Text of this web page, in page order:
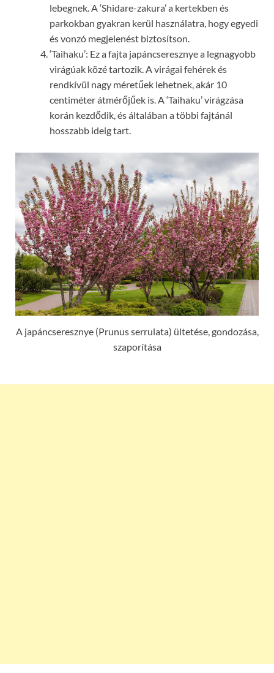
lebegnek. A ‘Shidare-zakura’ a kertekben és
parkokban gyakran kerül használatra, hogy egyedi
és vonzó megjelenést biztosítson.
‘Taihaku’: Ez a fajta japáncseresznye a legnagyobb
virágúak közé tartozik. A virágai fehérek és
rendkívül nagy méretűek lehetnek, akár 10
centiméter átmérőjűek is. A ‘Taihaku’ virágzása
korán kezdődik, és általában a többi fajtánál
hosszabb ideig tart.
A japáncseresznye (Prunus serrulata) ültetése, gondozása,
szaporítása